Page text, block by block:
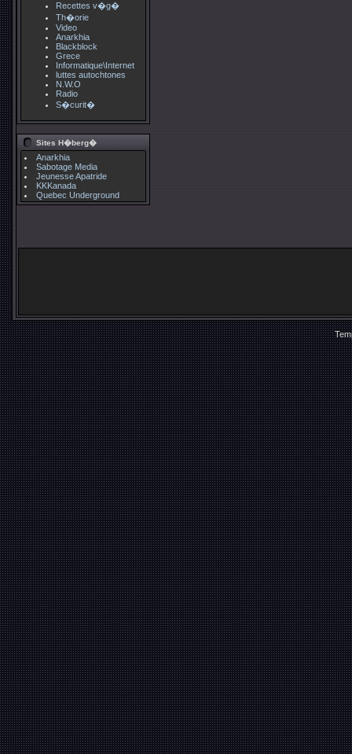
Recettes v�g�
Th�orie
Video
Anarkhia
Blackblock
Grece
Informatique\Internet
luttes autochtones
N.W.O
Radio
S�curit�
Sites H�berg�
Anarkhia
Sabotage Media
Jeunesse Apatride
KKKanada
Quebec Underground